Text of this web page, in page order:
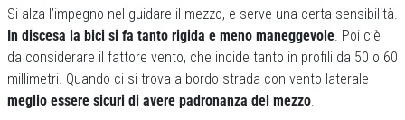
Si alza l’impegno nel guidare il mezzo, e serve una certa sensibilità.
In discesa la bici si fa tanto rigida e meno maneggevole. Poi c’è
da considerare il fattore vento, che incide tanto in profili da 50 o 60
millimetri. Quando ci si trova a bordo strada con vento laterale
meglio essere sicuri di avere padronanza del mezzo.